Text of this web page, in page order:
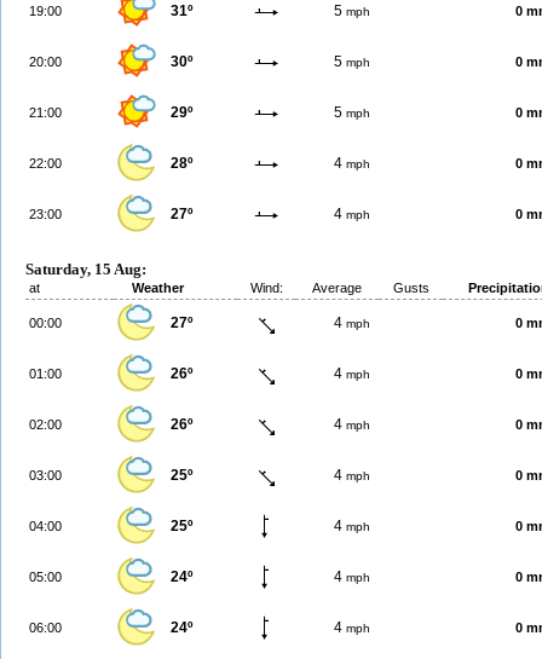
19:00 31º 5 mph 0
20:00 30º 5 mph 0
21:00 29º 5 mph 0
22:00 28º 4 mph 0
23:00 27º 4 mph 0
Saturday, 15 Aug:
at Weather Wind: Average Gusts
00:00 27º 4 mph 0
01:00 26º 4 mph 0
02:00 26º 4 mph 0
03:00 25º 4 mph 0
04:00 25º 4 mph 0
05:00 24º 4 mph 0
06:00 24º 4 mph 0